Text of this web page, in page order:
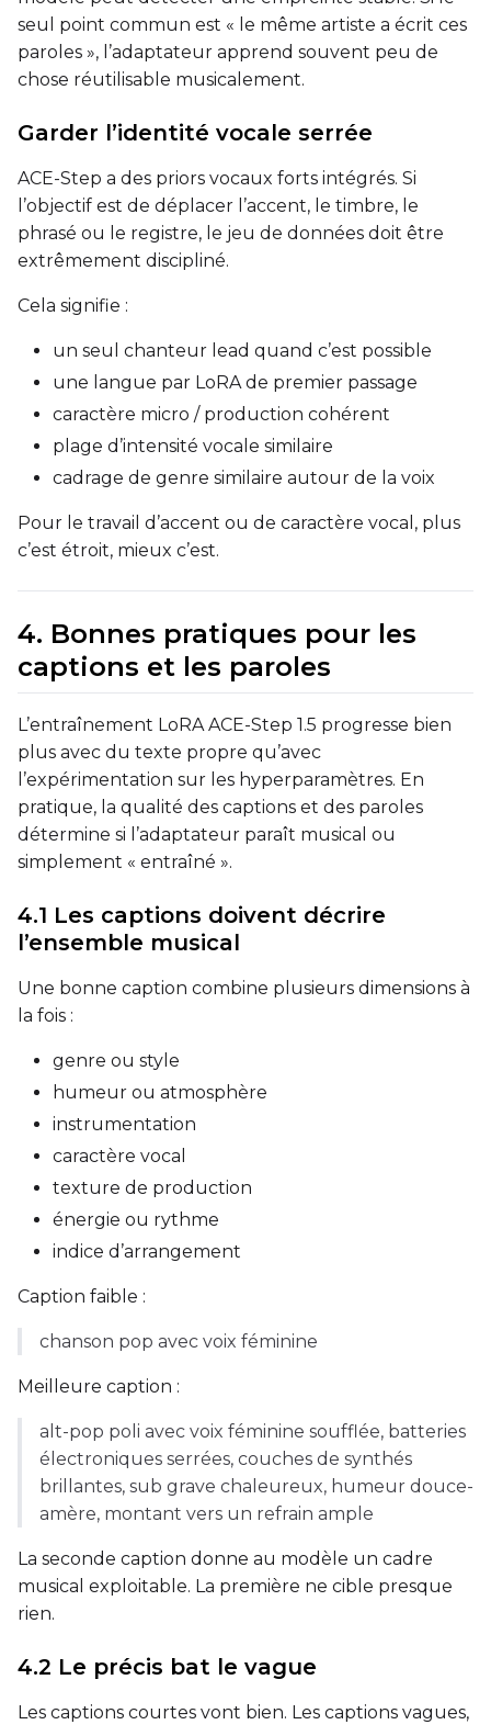
seul point commun est « le même artiste a écrit ces
paroles », l’adaptateur apprend souvent peu de
chose réutilisable musicalement.
Garder l’identité vocale serrée
ACE-Step a des priors vocaux forts intégrés. Si
l’objectif est de déplacer l’accent, le timbre, le
phrasé ou le registre, le jeu de données doit être
extrêmement discipliné.
Cela signifie :
un seul chanteur lead quand c’est possible
une langue par LoRA de premier passage
caractère micro / production cohérent
plage d’intensité vocale similaire
cadrage de genre similaire autour de la voix
Pour le travail d’accent ou de caractère vocal, plus
c’est étroit, mieux c’est.
4. Bonnes pratiques pour les
captions et les paroles
L’entraînement LoRA ACE-Step 1.5 progresse bien
plus avec du texte propre qu’avec
l’expérimentation sur les hyperparamètres. En
pratique, la qualité des captions et des paroles
détermine si l’adaptateur paraît musical ou
simplement « entraîné ».
4.1 Les captions doivent décrire
l’ensemble musical
Une bonne caption combine plusieurs dimensions à
la fois :
genre ou style
humeur ou atmosphère
instrumentation
caractère vocal
texture de production
énergie ou rythme
indice d’arrangement
Caption faible :
chanson pop avec voix féminine
Meilleure caption :
alt-pop poli avec voix féminine soufflée, batteries
électroniques serrées, couches de synthés
brillantes, sub grave chaleureux, humeur douce-
amère, montant vers un refrain ample
La seconde caption donne au modèle un cadre
musical exploitable. La première ne cible presque
rien.
4.2 Le précis bat le vague
Les captions courtes vont bien. Les captions vagues,